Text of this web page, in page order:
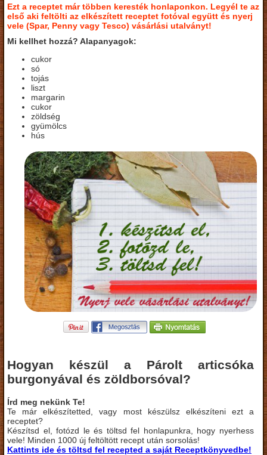
Ezt a receptet már többen keresték honlaponkon. Legyél te az
első aki feltölti az elkészített receptet fotóval együtt és nyerj
vele (Spar, Penny vagy Tesco) vásárlási utalványt!
Mi kellhet hozzá? Alapanyagok:
cukor
só
tojás
liszt
margarin
cukor
zöldség
gyümölcs
hús
Hogyan készül a Párolt articsóka
burgonyával és zöldborsóval?
Írd meg nekünk Te!
Te már elkészítetted, vagy most készülsz elkészíteni ezt a
receptet?
Készítsd el, fotózd le és töltsd fel honlapunkra, hogy nyerhess
vele! Minden 1000 új feltöltött recept után sorsolás!
Kattints ide és töltsd fel recepted a saját Receptkönyvedbe!